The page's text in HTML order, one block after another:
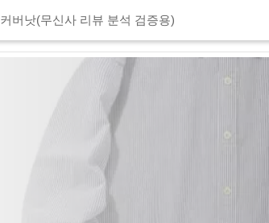
커버낫(무신사 리뷰 분석 검증용)